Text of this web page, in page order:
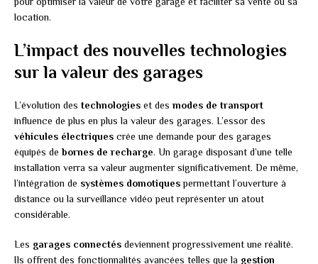
location.
L’impact des nouvelles technologies
sur la valeur des garages
L’évolution des technologies et des modes de transport
influence de plus en plus la valeur des garages. L’essor des
véhicules électriques crée une demande pour des garages
équipés debornes de recharge. Un garage disposant d’une telle
installation verra sa valeur augmenter significativement. De même,
l’intégration de systèmes domotiquespermettant l’ouverture à
distance ou la surveillance vidéo peut représenter un atout
considérable.
Les garages connectés deviennent progressivement une réalité.
Ils offrent des fonctionnalités avancées telles que la gestion